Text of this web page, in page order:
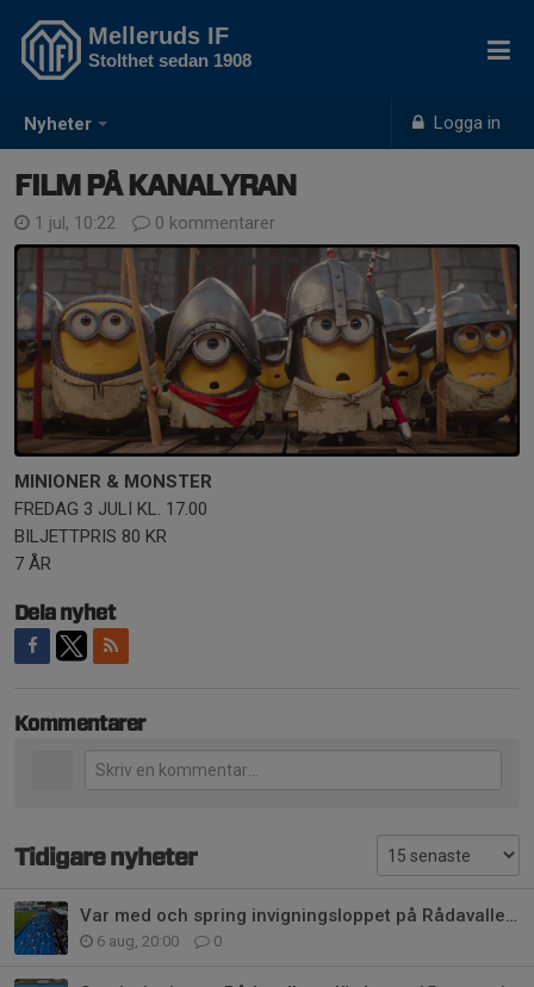
Nyheter Logga in
Melleruds IF
Stolthet sedan 1908
FILM PÅ KANALYRAN
1 jul, 10:22 0 kommentarer
MINIONER & MONSTER
FREDAG 3 JULI KL. 17.00
BILJETTPRIS 80 KR
7 ÅR
Dela nyhet
Kommentarer
Tidigare nyheter
Var med och spring invigningsloppet på Rådavallen!
6 aug, 20:00 0